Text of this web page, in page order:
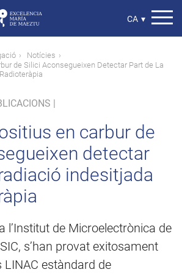
Select
CA ▾
Notícies
de Silici Aconsegueixen Detectar Part de La
|
en carbur de
detectar
indesitjada
l’Institut de Microelectrònica de
s’han provat exitosament
LINAC estàndard de